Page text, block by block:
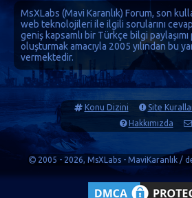
MsXLabs (Mavi Karanlık) Forum, son
web teknolojileri ile ilgili sorularını
geniş kapsamlı bir Türkçe bilgi
oluşturmak amacıyla 2005 yılından bu
vermektedir.
Konu Dizini Site
Hakkımızda
2005 - 2026, MsXLabs - MaviKaranlık /